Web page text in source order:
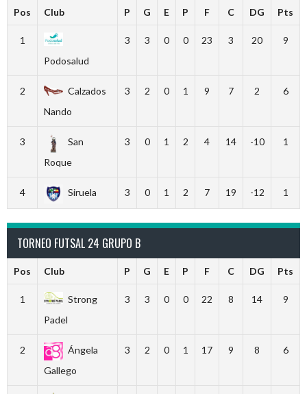
Pos Club P G E P F C DG Pts
1
Podosalud
3 3 0 0 23 3 20 9
2
Calzados
Nando
3 2 0 1 9 7 2 6
3
San
Roque
3 0 1 2 4 14 -10 1
4 Siruela 3 0 1 2 7 19 -12 1
TORNEO FUTSAL 24 GRUPO B
Pos Club P G E P F C DG Pts
1
Strong
Padel
3 3 0 0 22 8 14 9
2
Ángela
Gallego
3 2 0 1 17 9 8 6